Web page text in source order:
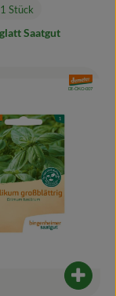
Stück
Saatgut
hinzufügen
, Verband:
, Kontrollstelle:
DE-ÖKO-007
zu Favouriten hinzufügen